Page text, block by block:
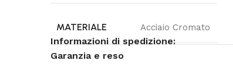
MATERIALE Acciaio Cromato
Informazioni di spedizione:
Garanzia e reso